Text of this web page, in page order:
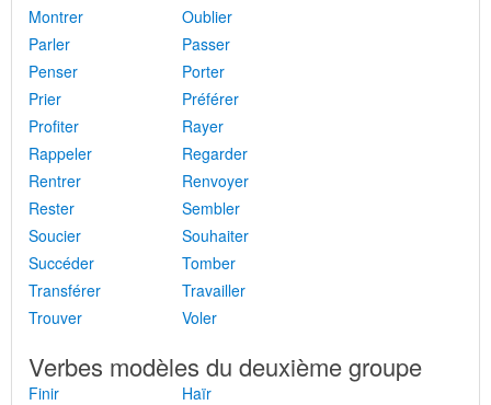
Montrer
Oublier
Parler
Passer
Penser
Porter
Prier
Préférer
Profiter
Rayer
Rappeler
Regarder
Rentrer
Renvoyer
Rester
Sembler
Soucier
Souhaiter
Succéder
Tomber
Transférer
Travailler
Trouver
Voler
Verbes modèles du deuxième groupe
Finir
Haïr